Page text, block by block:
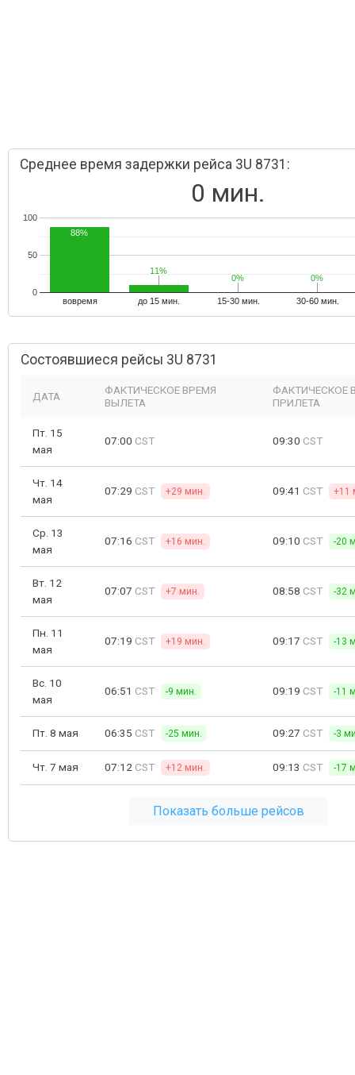
Среднее время задержки рейса 3U 8731:
0 мин.
вовремя до 15 мин. 15-30 мин. 30-60 мин.
0
50
100
88%
11%
11%
0%
0% 0%
0%
Состоявшиеся рейсы 3U 8731
ДАТА
ФАКТИЧЕСКОЕ ВРЕМЯ
ВЫЛЕТА
ФАКТИЧЕСКОЕ
ПРИЛЕТА
Пт. 15
мая
07:00 CST 09:30 CST
Чт. 14
мая
07:29 CST +29 мин. 09:41 CST +11
Ср. 13
мая
07:16 CST +16 мин. 09:10 CST -20
Вт. 12
мая
07:07 CST +7 мин. 08:58 CST -32
Пн. 11
мая
07:19 CST +19 мин. 09:17 CST -13
Вс. 10
мая
06:51 CST -9 мин. 09:19 CST -11
Пт. 8 мая 06:35 CST -25 мин. 09:27 CST -3
Чт. 7 мая 07:12 CST +12 мин. 09:13 CST -17
Показать больше рейсов